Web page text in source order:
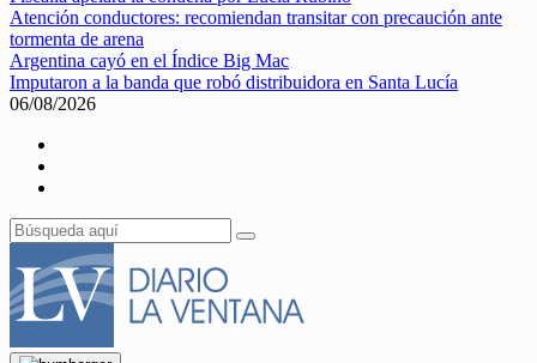
Atención conductores: recomiendan transitar con precaución ante
tormenta de arena
Argentina cayó en el Índice Big Mac
Imputaron a la banda que robó distribuidora en Santa Lucía
06/08/2026